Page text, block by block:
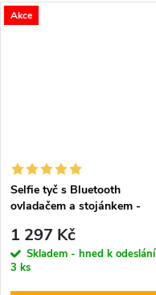
Akce
Selfie tyč s Bluetooth
ovladačem a stojánkem -
Black
1 297 Kč
Skladem - hned k odeslání
3 ks